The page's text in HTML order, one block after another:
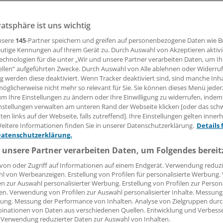
neues, generisches Fentanyl-Pflaster macht die Therapie
kostengünstiger. Es hat seine
und ist kleiner als andere Fentanyl-Matrixpflaster.
08:00 Uhr
ratiopharm® Matrixpflaster wurde auf die sichere und
bei der der Wirkstoff in eine Matrix aus
und daraus kontinuierlich freigesetzt wird. Dadurch wird
empfindliches Depot mit gelöstem Fentanyl vermieden.
hätten ergeben, daß das neue generische
Original-Depotpflaster bei gleicher Wirkstärke bei der
an Fentanyl vollständig ebenbürtig sei, sagte
von der Socratec R&D GmbH Oberursel auf einer vom
ist uns wichtig
145-Partner speichern und greifen auf personenbezogene Daten wie
Kennungen auf Ihrem Gerät zu. Durch Auswahl von Akzeptieren
für die unter „Wir und unsere Partner verarbeiten Daten, um
aufgeführten Zwecke. Durch Auswahl von Alle ablehnen oder
werden diese deaktiviert. Wenn Tracker deaktiviert sind, sind manche
nicht mehr so relevant für Sie. Sie können dieses Menü
Ihre Einstellungen zu ändern oder Ihre Einwilligung zu widerrufen, indem
verwalten am unteren Rand der Webseite klicken [oder das
links auf der Webseite, falls zutreffend]. Ihre Einstellungen gelten
Informationen finden Sie in unserer Datenschutzerklärung. Details
Partner verarbeiten Daten, um Folgendes
oder Zugriff auf Informationen auf einem Endgerät. Verwendung
von Werbeanzeigen. Erstellung von Profilen für personalisierte
zur Auswahl personalisierter Werbung. Erstellung von Profilen zur
Verwendung von Profilen zur Auswahl personalisierter Inhalte.
Messung der Performance von Inhalten. Analyse von Zielgruppen
von Daten aus verschiedenen Quellen. Entwicklung und
reduzierter Daten zur Auswahl von Inhalten.